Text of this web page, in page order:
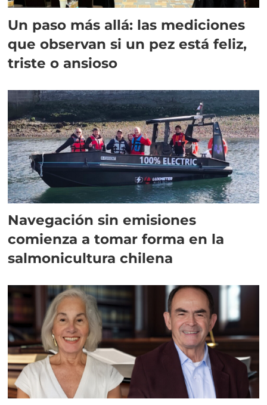
Un paso más allá: las mediciones
que observan si un pez está feliz,
triste o ansioso
Navegación sin emisiones
comienza a tomar forma en la
salmonicultura chilena